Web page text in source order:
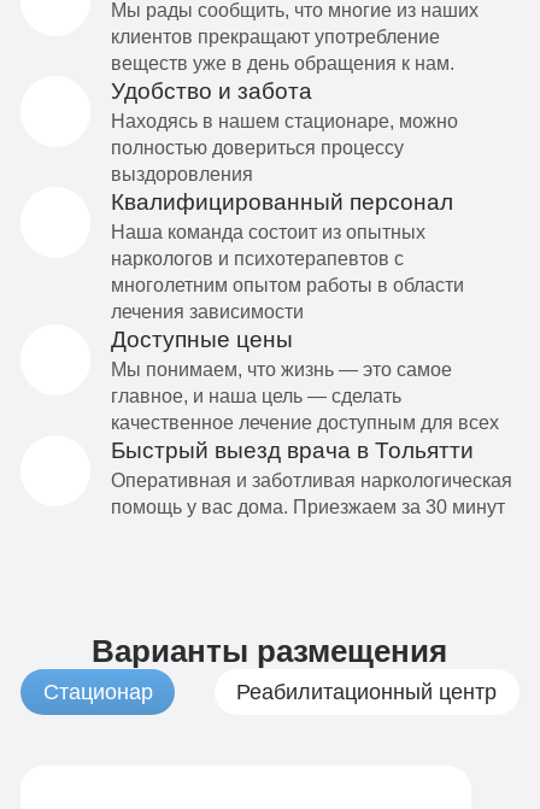
Мы рады сообщить, что многие из наших
клиентов прекращают употребление
веществ уже в день обращения к нам.
Удобство и забота
Находясь в нашем стационаре, можно
полностью довериться процессу
выздоровления
Квалифицированный персонал
Наша команда состоит из опытных
наркологов и психотерапевтов с
многолетним опытом работы в области
лечения зависимости
Доступные цены
Мы понимаем, что жизнь — это самое
главное, и наша цель — сделать
качественное лечение доступным для всех
Быстрый выезд врача в Тольятти
Оперативная и заботливая наркологическая
помощь у вас дома. Приезжаем за 30 минут
Варианты размещения
Стационар Реабилитационный центр